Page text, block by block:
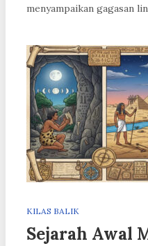
menyampaikan gagasan
KILAS BALIK
Sejarah Awal